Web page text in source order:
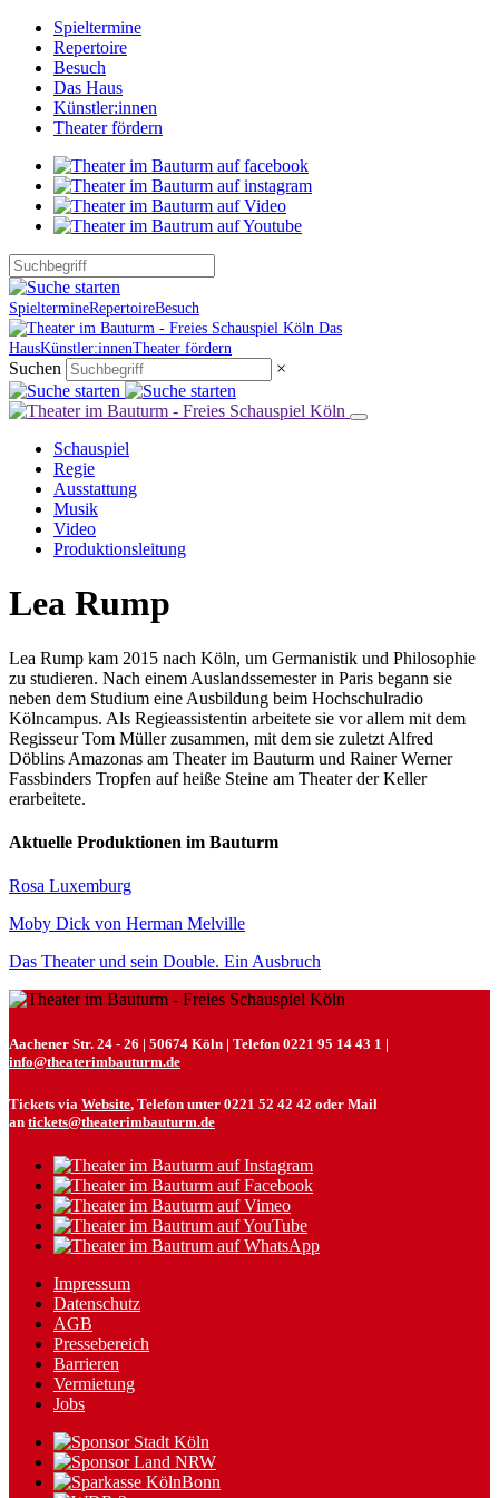
Spieltermine
Repertoire
Besuch
Das Haus
Künstler:innen
Theater fördern
SpieltermineRepertoireBesuch
Das
HausKünstler:innenTheater fördern
Suchen ×
Schauspiel
Regie
Ausstattung
Musik
Video
Produktionsleitung
Lea Rump
Lea Rump kam 2015 nach Köln, um Germanistik und Philosophie
zu studieren. Nach einem Auslandssemester in Paris begann sie
neben dem Studium eine Ausbildung beim Hochschulradio
Kölncampus. Als Regieassistentin arbeitete sie vor allem mit dem
Regisseur Tom Müller zusammen, mit dem sie zuletzt Alfred
Döblins Amazonas am Theater im Bauturm und Rainer Werner
Fassbinders Tropfen auf heiße Steine am Theater der Keller
erarbeitete.
Aktuelle Produktionen im Bauturm
Rosa Luxemburg
Moby Dick von Herman Melville
Das Theater und sein Double. Ein Ausbruch
Aachener Str. 24 - 26 | 50674 Köln | Telefon 0221 95 14 43 1 |
info@theaterimbauturm.de
Tickets via Website, Telefon unter 0221 52 42 42 oder Mail
an tickets@theaterimbauturm.de
Impressum
Datenschutz
AGB
Pressebereich
Barrieren
Vermietung
Jobs